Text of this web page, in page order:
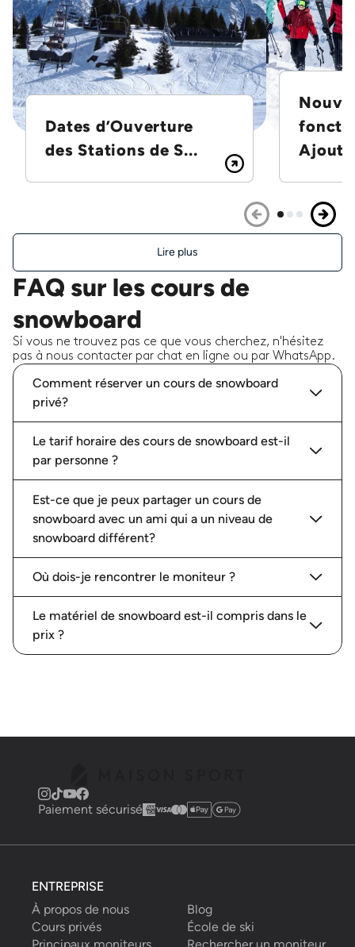
Dates d’Ouverture
des Stations de S...
Lire plus
FAQ sur les cours de
snowboard
Si vous ne trouvez pas ce que vous cherchez, n'hésitez
pas à nous contacter par chat en ligne ou par WhatsApp.
Comment réserver un cours de snowboard
privé?
Le tarif horaire des cours de snowboard est-il
par personne ?
Est-ce que je peux partager un cours de
snowboard avec un ami qui a un niveau de
snowboard différent?
Où dois-je rencontrer le moniteur ?
Le matériel de snowboard est-il compris dans le
prix ?
Paiement sécurisé
ENTREPRISE
À propos de nous
Blog
Cours privés
École de ski